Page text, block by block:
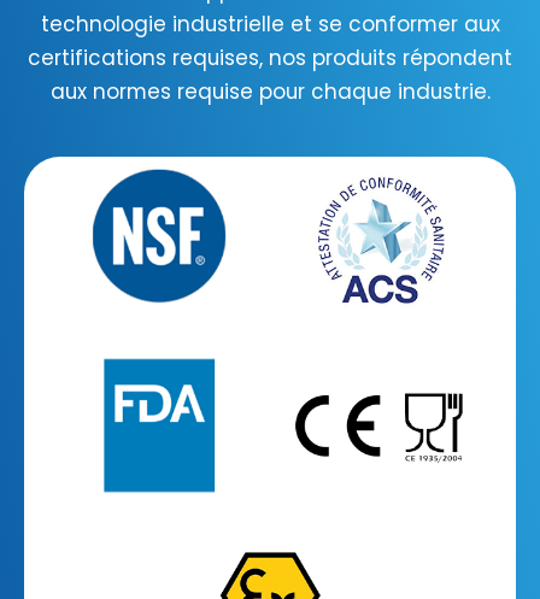
technologie industrielle et se conformer aux
certifications requises, nos produits répondent
aux normes requise pour chaque industrie.